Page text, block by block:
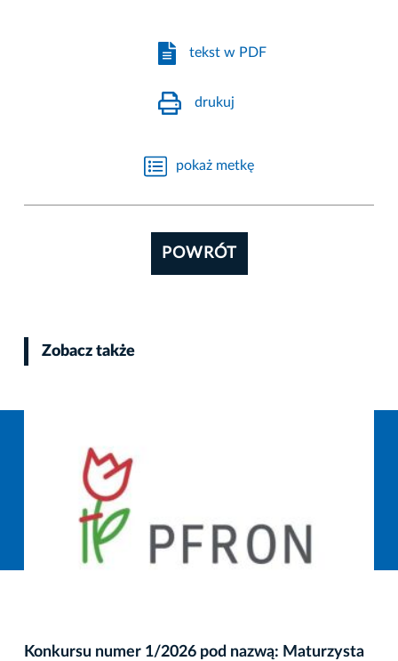
tekst w PDF
drukuj
pokaż metkę
POWRÓT
Zobacz także
Konkursu numer 1/2026 pod nazwą: Maturzysta